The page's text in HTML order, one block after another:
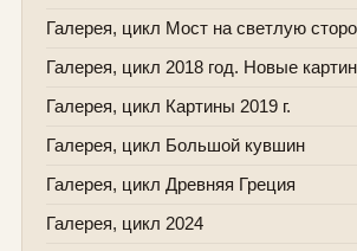
Галерея, цикл Мост на светлую
Галерея, цикл 2018 год. Новые
Галерея, цикл Картины 2019 г.
Галерея, цикл Большой кувшин
Галерея, цикл Древняя Греция
Галерея, цикл 2024